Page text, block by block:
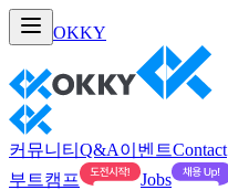
OKKY
커뮤니티 Q&A이벤트Contact
부트캠프
Jobs